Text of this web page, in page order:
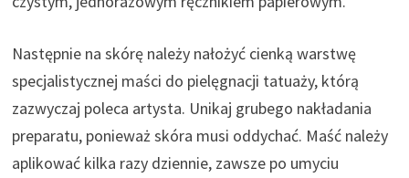
Następnie na skórę należy nałożyć cienką warstwę
specjalistycznej maści do pielęgnacji tatuaży, którą
zazwyczaj poleca artysta. Unikaj grubego nakładania
preparatu, ponieważ skóra musi oddychać. Maść należy
aplikować kilka razy dziennie, zawsze po umyciu